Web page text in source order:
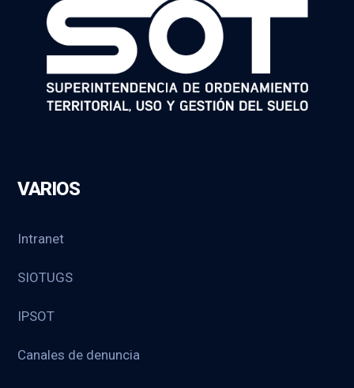
VARIOS
Intranet
SIOTUGS
IPSOT
Canales de denuncia